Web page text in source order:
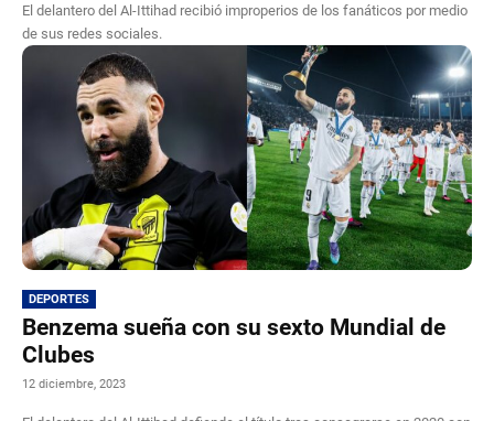
El delantero del Al-Ittihad recibió improperios de los fanáticos por medio
de sus redes sociales.
DEPORTES
Benzema sueña con su sexto Mundial de
Clubes
12 diciembre, 2023